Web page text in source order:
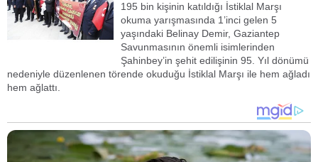
195 bin kişinin katıldığı İstiklal Marşı
okuma yarışmasında 1’inci gelen 5
yaşındaki Belinay Demir, Gaziantep
Savunmasının önemli isimlerinden
Şahinbey’in şehit edilişinin 95. Yıl dönümü
nedeniyle düzenlenen törende okuduğu İstiklal Marşı ile hem ağladı
hem ağlattı.